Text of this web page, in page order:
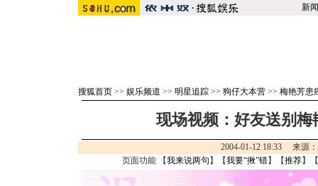
新闻
搜狐首页 >> 娱乐频道 >> 明星追踪 >> 狗仔大本营 >> 梅艳芳患
现场视频：好友送别梅
2004-01-12 18:33 来源
页面功能 【我来说两句 】【我要“揪”错】【推荐】